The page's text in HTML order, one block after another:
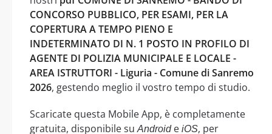
CONCORSO PUBBLICO, PER ESAMI, PER LA
COPERTURA A TEMPO PIENO E
INDETERMINATO DI N. 1 POSTO IN PROFILO DI
AGENTE DI POLIZIA MUNICIPALE E LOCALE -
AREA ISTRUTTORI - Liguria - Comune di Sanremo
2026, gestendo meglio il vostro tempo di studio.
Scaricate questa Mobile App, è completamente
gratuita, disponibile suAndroide iOS, per